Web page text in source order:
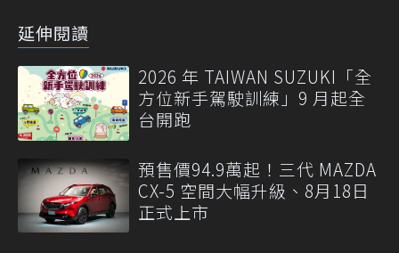
延伸閱讀
2026 年 TAIWAN SUZUKI「全
方位新手駕駛訓練」9 月起全
台開跑
預售價94.9萬起！三代 MAZDA
CX-5 空間大幅升級、8月18日
正式上市